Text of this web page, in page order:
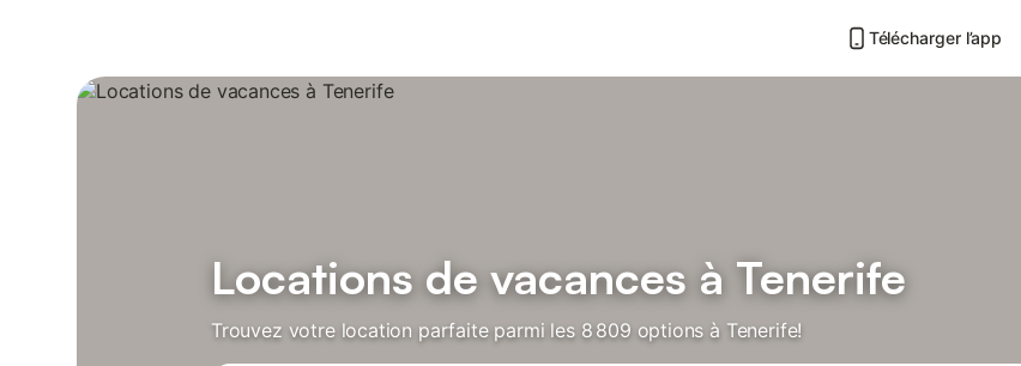
Télécharger l’app
Locations de vacances à Tenerife
Trouvez votre location parfaite parmi les 8 809 options à Tenerife!